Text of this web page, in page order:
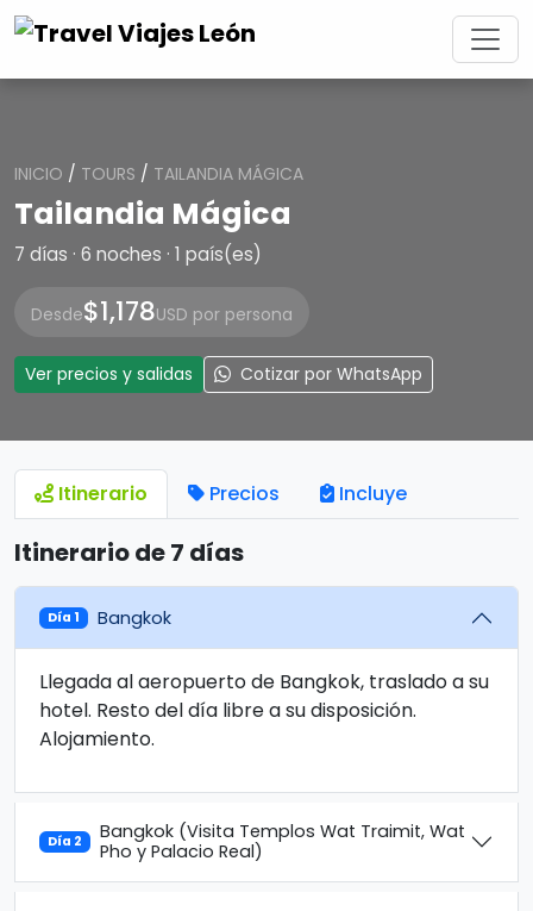
INICIO / TOURS / TAILANDIA MÁGICA
Tailandia Mágica
7 días · 6 noches · 1 país(es)
Desde$1,178USD por persona
Ver precios y salidas Cotizar por WhatsApp
Itinerario Precios Incluye
Itinerario de 7 días
Día 1 Bangkok
Llegada al aeropuerto de Bangkok, traslado a su
hotel. Resto del día libre a su disposición.
Alojamiento.
Día 2
Bangkok (Visita Templos Wat Traimit, Wat
Pho y Palacio Real)